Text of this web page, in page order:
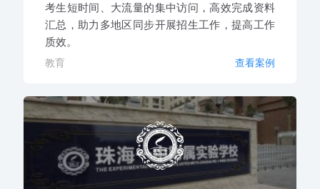
考生短时间、大流量的集中访问，高效完成资料
汇总，助力多地区同步开展招生工作，提高工作
质效。
教育 查看案例